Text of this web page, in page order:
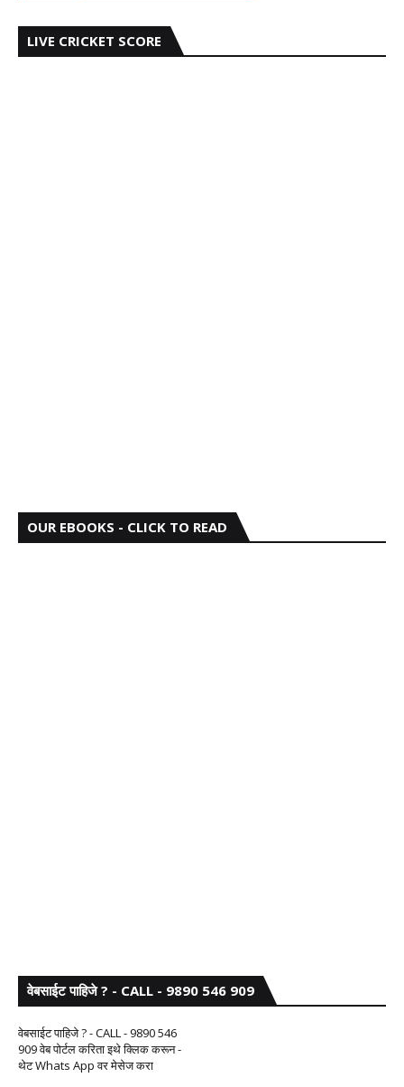
LIVE CRICKET SCORE
OUR EBOOKS - CLICK TO READ
वेबसाईट पाहिजे ? - CALL - 9890 546 909
वेबसाईट पाहिजे ? - CALL - 9890 546
909 वेब पोर्टल करिता इथे क्लिक करून -
थेट Whats App वर मेसेज करा